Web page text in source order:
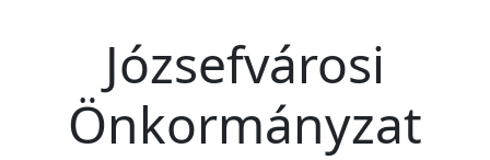
Józsefvárosi
Önkormányzat